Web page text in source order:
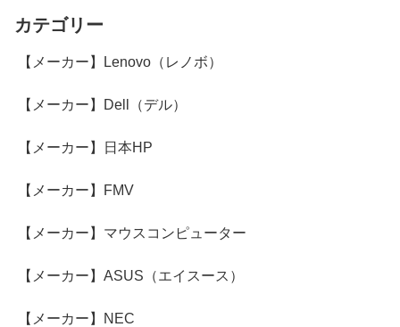
カテゴリー
【メーカー】Lenovo（レノボ）
【メーカー】Dell（デル）
【メーカー】日本HP
【メーカー】FMV
【メーカー】マウスコンピューター
【メーカー】ASUS（エイスース）
【メーカー】NEC